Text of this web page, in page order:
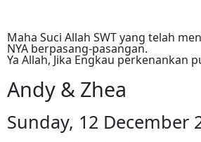
Maha Suci Allah SWT yang telah
NYA berpasang-pasangan.
Ya Allah, Jika Engkau perkenankan
Andy & Zhea
Sunday, 12 December